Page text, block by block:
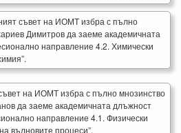
съвет на ИОМТ избра с пълно
Димитров да заеме академичната
направление 4.2. Химически
на ИОМТ избра с пълно мнозинство
да заеме академичната длъжност
направление 4.1. Физически
вълновите процеси”.